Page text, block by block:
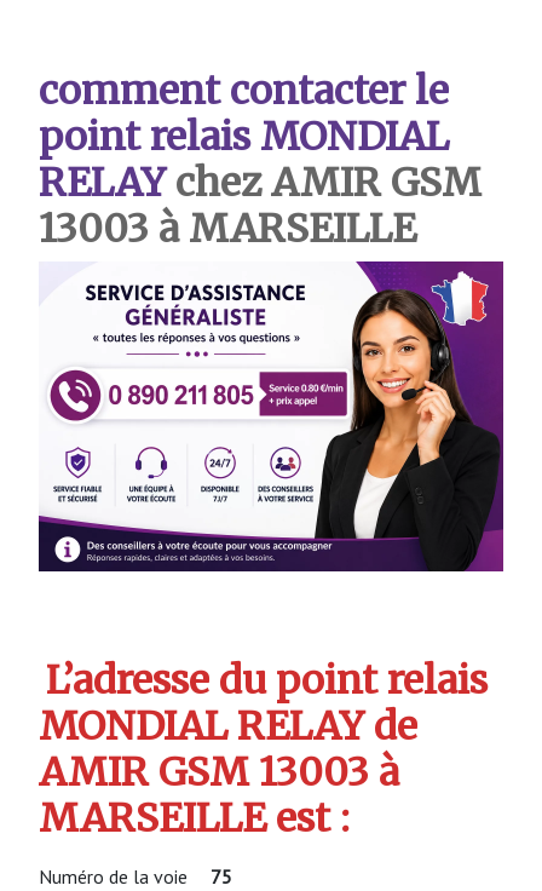
comment contacter le
point relais MONDIAL
RELAYchez AMIR GSM
13003 à MARSEILLE
L’adresse du point relais
MONDIAL RELAY de
AMIR GSM 13003 à
MARSEILLE est :
Numéro de la voie 75